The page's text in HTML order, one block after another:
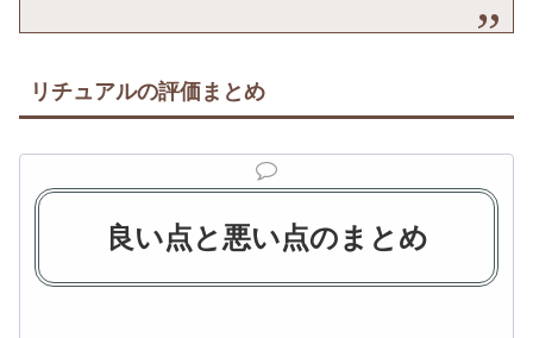
リチュアルの評価まとめ
良い点と悪い点のまとめ